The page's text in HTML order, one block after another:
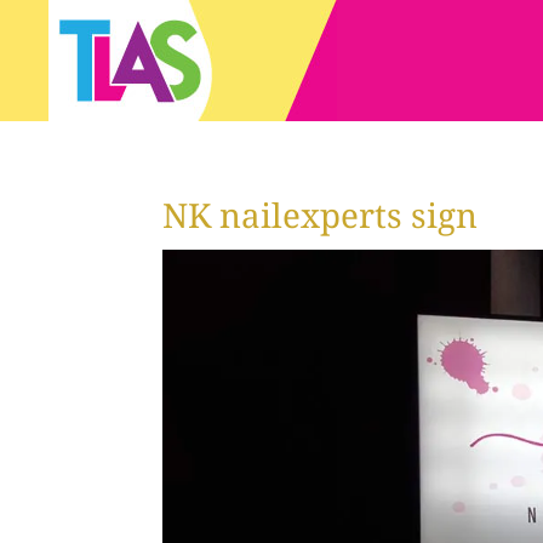
NK nailexperts sign